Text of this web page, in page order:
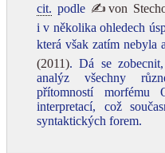
cit. podle ✍von
i v několika ohledech
která však zatím nebyla
(2011). Dá se
analýz všechny
přítomností morfému
interpretací, což
syntaktických forem.